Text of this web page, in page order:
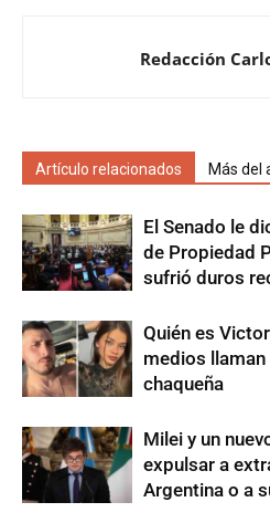
Redacción
Artículo relacionados Más del
El Senado le
de Propiedad
sufrió duros
Quién es
medios llaman
chaqueña
Milei y un
expulsar a
Argentina o a